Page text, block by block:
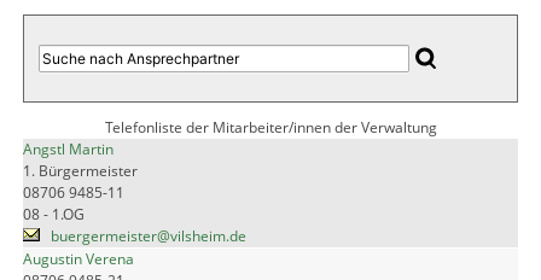
Telefonliste der Mitarbeiter/innen der Verwaltung
Angstl Martin
1. Bürgermeister
08706 9485-11
08 - 1.OG
buergermeister@vilsheim.de
Augustin Verena